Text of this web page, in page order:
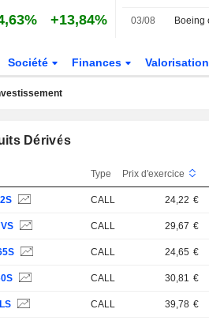
+13,84% 03/08
Société Finances Valorisation
Dérivés
Type Prix d'exercice
CALL 24,22 €
CALL 29,67 €
CALL 24,65 €
CALL 30,81 €
CALL 39,78 €